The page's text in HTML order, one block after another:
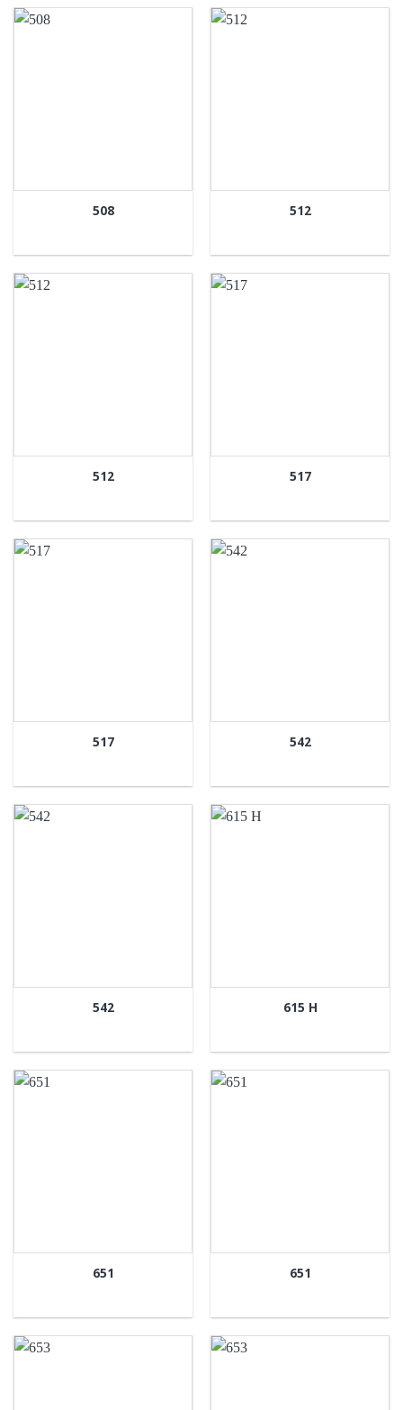
508 512
512 517
517 542
542 615 H
651 651